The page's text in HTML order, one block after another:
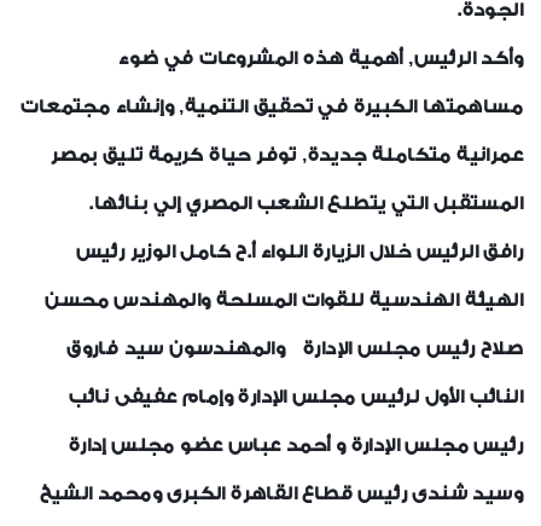
الجودة.
وأكد الرئيس, أهمية هذه المشروعات في ضوء
مساهمتها الكبيرة في تحقيق التنمية, وإنشاء مجتمعات
عمرانية متكاملة جديدة, توفر حياة كريمة تليق بمصر
المستقبل التي يتطلع الشعب المصري إلي بنائها.
رافق الرئيس خلال الزيارة اللواء أ.ح كامل الوزير رئيس
الهيئة الهندسية للقوات المسلحة والمهندس محسن
صلاح رئيس مجلس الإدارة والمهندسون سيد فاروق
النائب الأول لرئيس مجلس الإدارة وإمام عفيفى نائب
رئيس مجلس الإدارة و أحمد عباس عضو مجلس إدارة
وسيد شندى رئيس قطاع القاهرة الكبرى ومحمد الشيخ